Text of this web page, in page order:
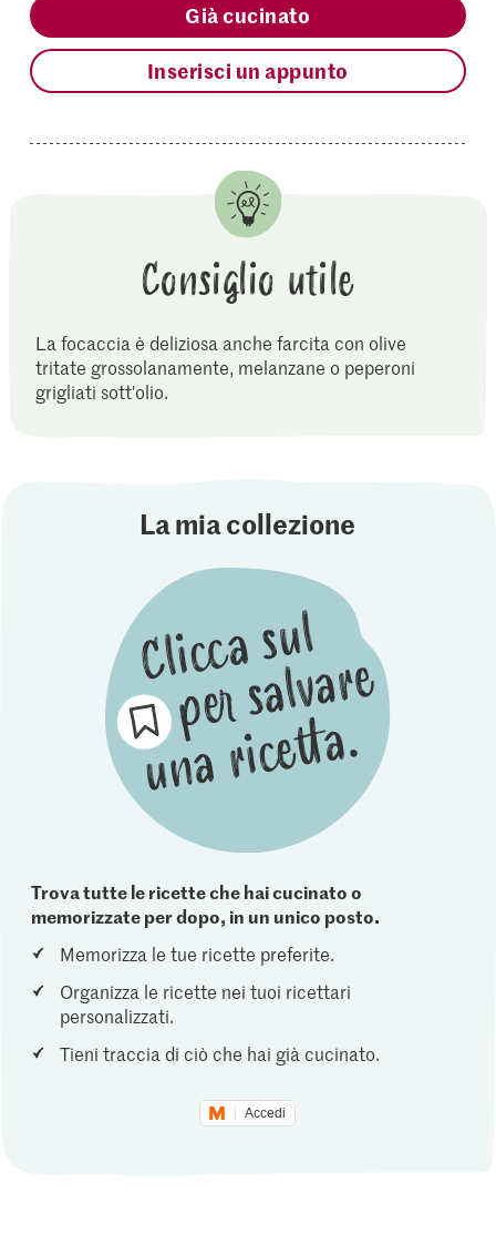
Già cucinato
Inserisci un appunto
Consiglio utile
La focaccia è deliziosa anche farcita con olive
tritate grossolanamente, melanzane o peperoni
grigliati sott'olio.
La mia collezione
Trova tutte le ricette che hai cucinato o
memorizzate per dopo, in un unico posto.
Memorizza le tue ricette preferite.
Organizza le ricette nei tuoi ricettari
personalizzati.
Tieni traccia di ciò che hai già cucinato.
Accedi